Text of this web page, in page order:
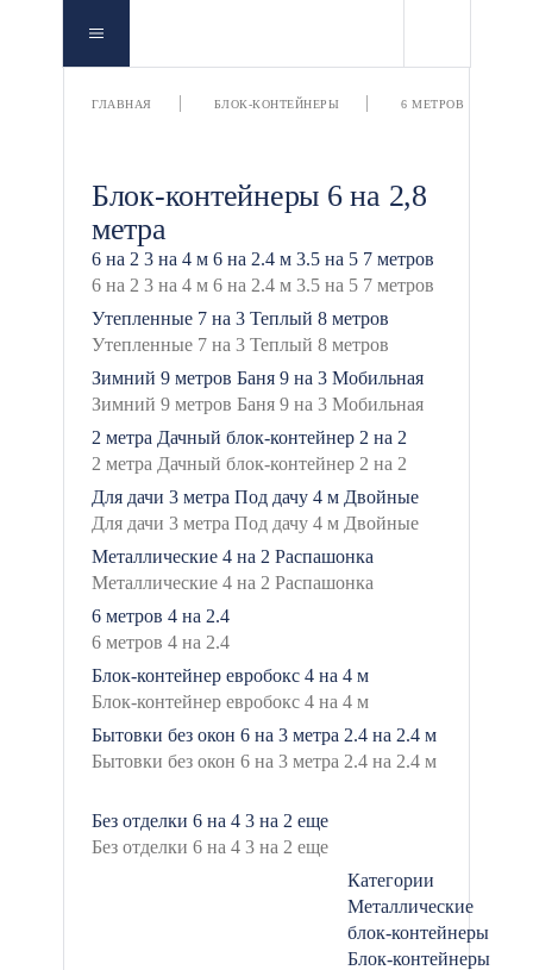
ГЛАВНАЯ БЛОК-КОНТЕЙНЕРЫ 6 МЕТРОВ
Блок-контейнеры 6 на 2,8
метра
6 на 2 3 на 4 м 6 на 2.4 м 3.5 на 5 7 метров
Утепленные 7 на 3 Теплый 8 метров
Зимний 9 метров Баня 9 на 3 Мобильная
2 метра Дачный блок-контейнер 2 на 2
Для дачи 3 метра Под дачу 4 м Двойные
Металлические 4 на 2 Распашонка
6 метров 4 на 2.4
Блок-контейнер евробокс 4 на 4 м
Бытовки без окон 6 на 3 метра 2.4 на 2.4 м
Без отделки 6 на 4 3 на 2 еще
Категории
Металлические
блок-контейнеры
Блок-контейнеры